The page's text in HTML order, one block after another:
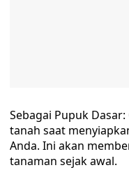
Sebagai Pupuk
tanah saat
Anda. Ini akan
tanaman sejak awal.